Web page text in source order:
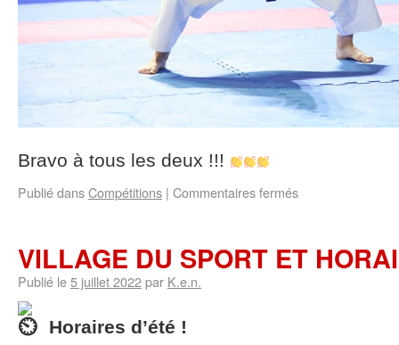
Bravo à tous les deux !!!
Publié dansCompétitions | Commentaires fermés
VILLAGE DU SPORT ET
Publié le5 juillet 2022par K.e.n.
Horaires d’été !